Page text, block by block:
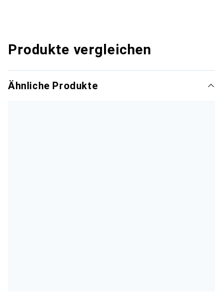
Produkte vergleichen
Ähnliche Produkte